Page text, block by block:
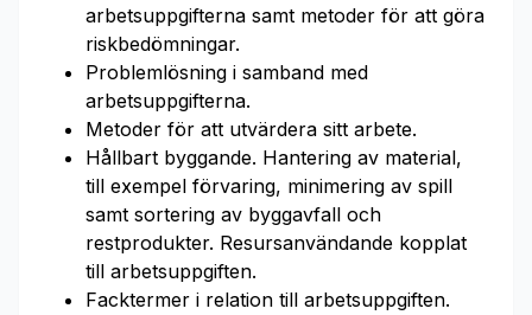
arbetsuppgifterna samt metoder för att göra
riskbedömningar.
Problemlösning i samband med
arbetsuppgifterna.
Metoder för att utvärdera sitt arbete.
Hållbart byggande. Hantering av material,
till exempel förvaring, minimering av spill
samt sortering av byggavfall och
restprodukter. Resursanvändande kopplat
till arbetsuppgiften.
Facktermer i relation till arbetsuppgiften.